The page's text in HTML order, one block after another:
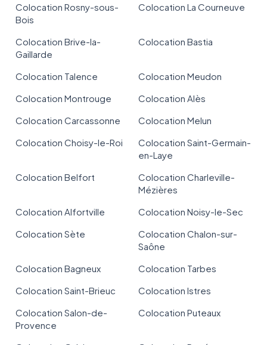
Colocation Rosny-sous-
Bois
Colocation La Courneuve
Colocation Brive-la-
Gaillarde
Colocation Bastia
Colocation Talence
Colocation Meudon
Colocation Montrouge
Colocation Alès
Colocation Carcassonne
Colocation Melun
Colocation Choisy-le-Roi
Colocation Saint-Germain-
en-Laye
Colocation Belfort
Colocation Charleville-
Mézières
Colocation Alfortville
Colocation Noisy-le-Sec
Colocation Sète
Colocation Chalon-sur-
Saône
Colocation Bagneux
Colocation Tarbes
Colocation Saint-Brieuc
Colocation Istres
Colocation Salon-de-
Provence
Colocation Puteaux